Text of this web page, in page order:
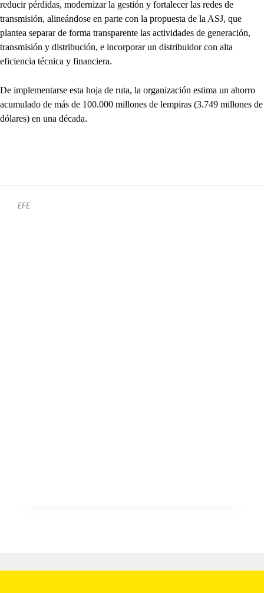
reducir pérdidas, modernizar la gestión y fortalecer las redes de
transmisión, alineándose en parte con la propuesta de la ASJ, que
plantea separar de forma transparente las actividades de generación,
transmisión y distribución, e incorporar un distribuidor con alta
eficiencia técnica y financiera.
De implementarse esta hoja de ruta, la organización estima un ahorro
acumulado de más de 100.000 millones de lempiras (3.749 millones de
dólares) en una década.
EFE